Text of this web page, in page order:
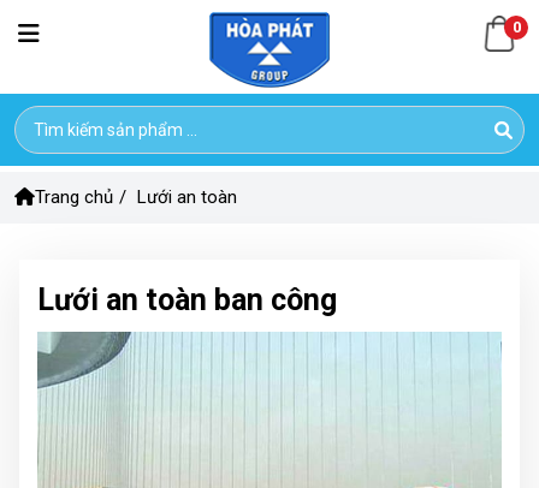
0
Trang chủ / Lưới an toàn
Lưới an toàn ban công